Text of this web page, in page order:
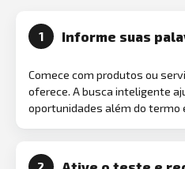
1 Informe suas
Comece com produtos ou
oferece. A busca inteligente
oportunidades além do termo